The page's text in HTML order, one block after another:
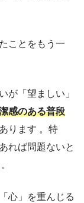
ことをもう一
が「望ましい」
感のある普段
ります 。特
れば問題ないと
心」を重んじる